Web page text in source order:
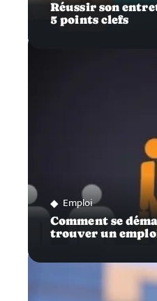
Réussir son
5 points clefs
Emploi
Comment se
trouver un